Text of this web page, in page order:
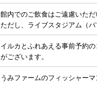
館内でのご飲食はご遠慮いただ
ただし、ライブスタジアム（
イルカとふれあえる事前予約
がございます。
うみファームのフィッシャー